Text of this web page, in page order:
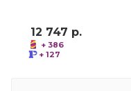
12 747 р.
+ 386
+ 127